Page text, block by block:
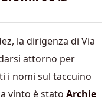
la dirigenza di Via
attorno per
i nomi sul taccuino
vinto è stato Archie